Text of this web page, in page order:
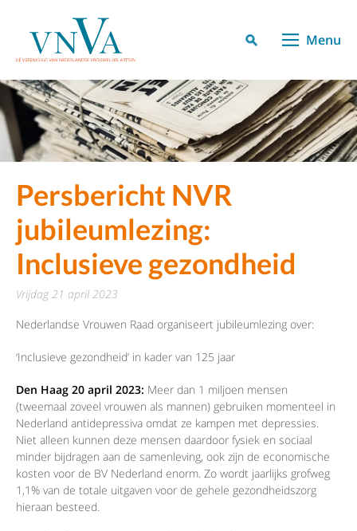
Menu
Persbericht NVR
jubileumlezing:
Inclusieve gezondheid
vrijdag 21 april 2023
Nederlandse Vrouwen Raad organiseert jubileumlezing over:
‘Inclusieve gezondheid’ in kader van 125 jaar
Den Haag 20 april 2023: Meer dan 1 miljoen mensen
(tweemaal zoveel vrouwen als mannen) gebruiken momenteel in
Nederland antidepressiva omdat ze kampen met depressies.
Niet alleen kunnen deze mensen daardoor fysiek en sociaal
minder bijdragen aan de samenleving, ook zijn de economische
kosten voor de BV Nederland enorm. Zo wordt jaarlijks grofweg
1,1% van de totale uitgaven voor de gehele gezondheidszorg
hieraan besteed.